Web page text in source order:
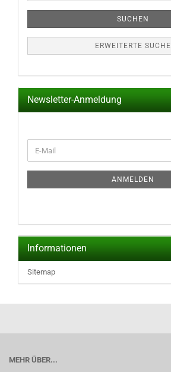
SUCHEN
ERWEITERTE SUCHE
Newsletter-Anmeldung
ZUR
E-
Mail
ANMELDEN
Informationen
Sitemap
MEHR ÜBER...